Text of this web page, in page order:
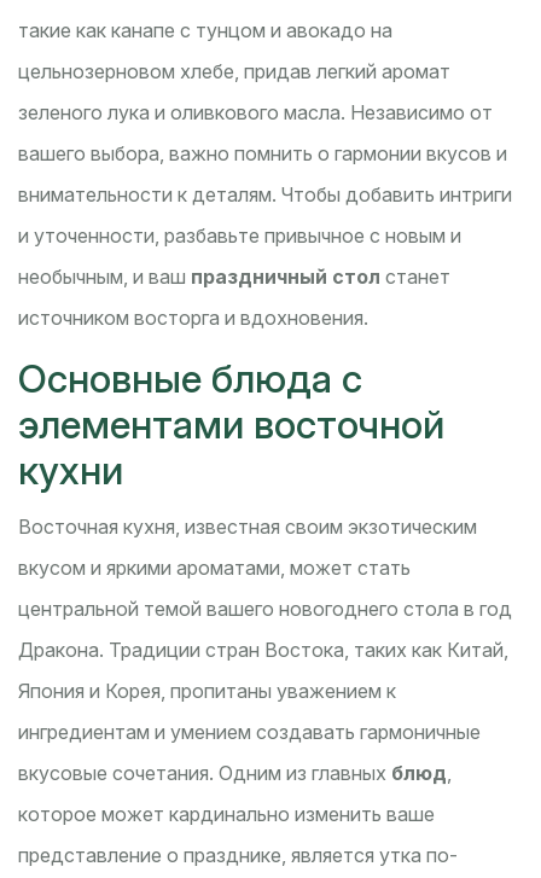
такие как канапе с тунцом и авокадо на
цельнозерновом хлебе, придав легкий аромат
зеленого лука и оливкового масла. Независимо от
вашего выбора, важно помнить о гармонии вкусов и
внимательности к деталям. Чтобы добавить интриги
и уточенности, разбавьте привычное с новым и
необычным, и ваш праздничный стол станет
источником восторга и вдохновения.
Основные блюда с
элементами восточной
кухни
Восточная кухня, известная своим экзотическим
вкусом и яркими ароматами, может стать
центральной темой вашего новогоднего стола в год
Дракона. Традиции стран Востока, таких как Китай,
Япония и Корея, пропитаны уважением к
ингредиентам и умением создавать гармоничные
вкусовые сочетания. Одним из главных блюд,
которое может кардинально изменить ваше
представление о празднике, является утка по-